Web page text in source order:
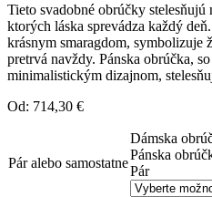
Tieto svadobné obrúčky
ktorých láska sprevádza každý
krásnym smaragdom, symbolizuje
pretrvá navždy. Pánska obrúčka,
minimalistickým dizajnom,
Od: 714,30 €
Pár alebo samostatne
Dámska
Pánska
Pár